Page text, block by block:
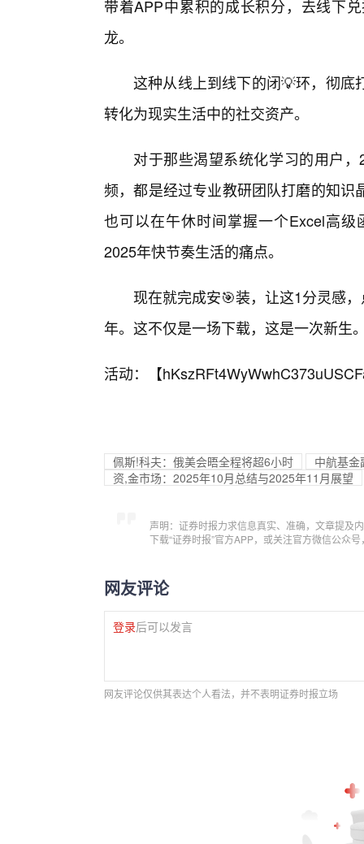
带着APP中累积的成长积分，去线下
龙。
这种从线上到线下的闭💡环，彻底
转化为现实生活中的社交资产。
对于那些渴望系统化学习的用户
频，都是经过专业教研团队打磨的知
也可以在午休时间掌握一个Excel高
2025年快节奏生活的痛点。
现在就完成安🎯装，让这1分灵感
年。这不仅是一场下载，这是一次新生
活动：【
佩斯!科夫：俄美会晤全程将超6小时
中航基金
资,金市场：2025年10月总结与2025年11月展望
声明：证券时报力求信息真实、准确，文章提及
下载“证券时报”官方APP，或关注官方微信公众
网友评论
登录后可以发言
网友评论仅供其表达个人看法，并不表明证券时报立场